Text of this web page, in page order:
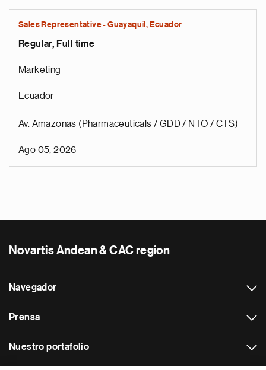
Sales Representative - Guayaquil, Ecuador
Regular, Full time
Marketing
Ecuador
Av. Amazonas (Pharmaceuticals / GDD / NTO / CTS)
Ago 05, 2026
Novartis Andean & CAC region
Navegador
Prensa
Nuestro portafolio